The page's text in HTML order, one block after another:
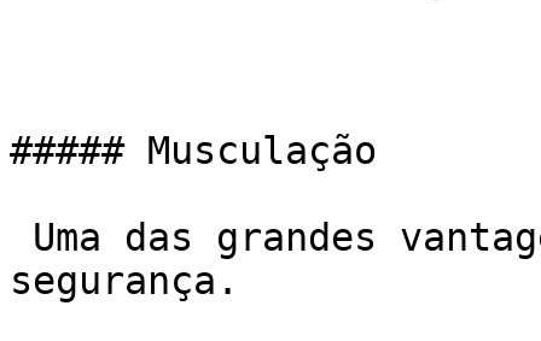
##### Musculação
segurança.